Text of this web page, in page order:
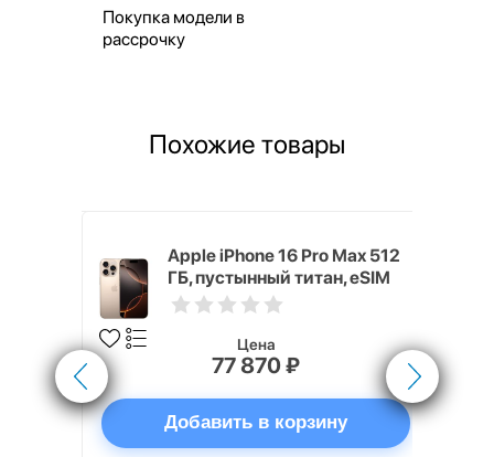
Покупка модели в
рассрочку
Похожие товары
Apple iPhone 16 Pro Max 512
ГБ, пустынный титан, eSIM
Цена
77 870 ₽
Добавить в корзину